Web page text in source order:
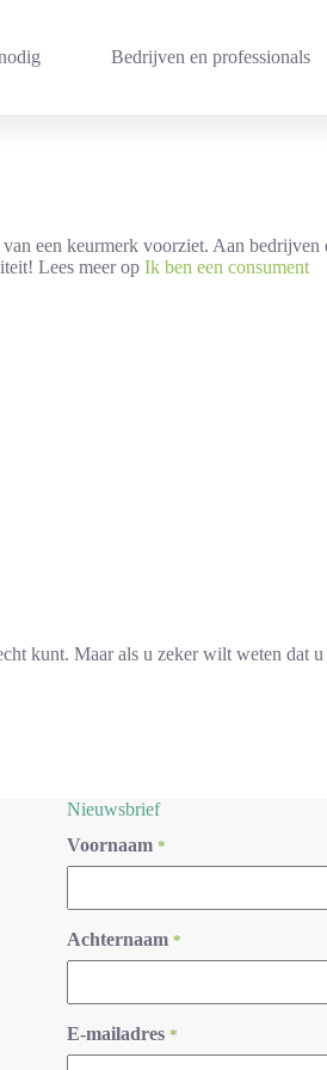
Bedrijven en professionals
een keurmerk voorziet. Aan
Lees meer op Ik ben een consument
kunt. Maar als u zeker wilt weten dat
Nieuwsbrief
Voornaam *
Achternaam *
E-mailadres *